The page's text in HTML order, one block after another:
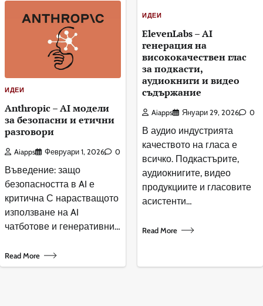
ИДЕИ
Anthropic – AI модели
за безопасни и етични
разговори
Aiapps Февруари 1, 2026 0
Въведение: защо
безопасността в AI е
критична С нарастващото
използване на AI
чатботове и генеративни…
Read More
ИДЕИ
ElevenLabs – AI
генерация на
висококачествен глас
за подкасти,
аудиокниги и видео
съдържание
Aiapps Януари 29, 2026 0
В аудио индустрията
качеството на гласа е
всичко. Подкастърите,
аудиокнигите, видео
продукциите и гласовите
асистенти…
Read More